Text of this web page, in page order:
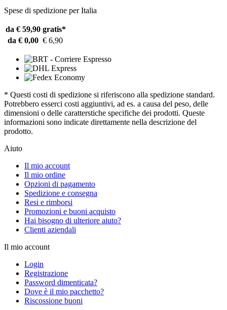
Spese di spedizione per Italia
da € 59,90 gratis*
da € 0,00 € 6,90
* Questi costi di spedizione si riferiscono alla spedizione standard.
Potrebbero esserci costi aggiuntivi, ad es. a causa del peso, delle
dimensioni o delle caratterstiche specifiche dei prodotti. Queste
informazioni sono indicate direttamente nella descrizione del
prodotto.
Aiuto
Il mio account
Il mio ordine
Opzioni di pagamento
Spedizione e consegna
Resi e rimborsi
Promozioni e buoni acquisto
Hai bisogno di ulteriore aiuto?
Clienti aziendali
Il mio account
Login
Registrazione
Password dimenticata?
Dove è il mio pacchetto?
Riscossione buoni